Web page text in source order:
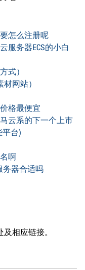
怎么注册呢
服务器ECS的小白
式）
网站）
格最便宜
云系的下一个上市
台)
啊
务器合适吗
相应链接。